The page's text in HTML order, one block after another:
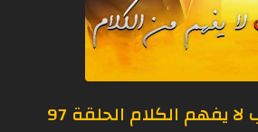
مسلسل الحب لا يفهم الكلام الحلقة 97